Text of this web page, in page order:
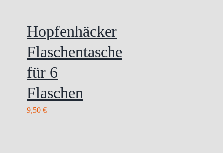
Hopfenhäcker
Flaschentasche
für 6
Flaschen
9,50 €